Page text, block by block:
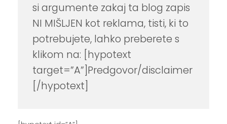
si argumente zakaj ta blog zapis
NI MIŠLJEN kot reklama, tisti, ki to
potrebujete, lahko preberete s
klikom na: [hypotext
target=”A”]Predgovor/disclaimer
[/hypotext]